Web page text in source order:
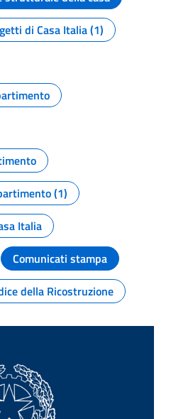
di Casa Italia (1)
(1)
Italia
Comunicati stampa
della Ricostruzione